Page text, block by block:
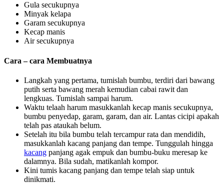
Gula secukupnya
Minyak kelapa
Garam secukupnya
Kecap manis
Air secukupnya
Cara – cara Membuatnya
Langkah yang pertama, tumislah bumbu, terdiri dari bawang
putih serta bawang merah kemudian cabai rawit dan
lengkuas. Tumislah sampai harum.
Waktu telaah harum masukkanlah kecap manis secukupnya,
bumbu penyedap, garam, garam, dan air. Lantas cicipi apakah
telah pas ataukah belum.
Setelah itu bila bumbu telah tercampur rata dan mendidih,
masukkanlah kacang panjang dan tempe. Tunggulah hingga
kacang panjang agak empuk dan bumbu-buku meresap ke
dalamnya. Bila sudah, matikanlah kompor.
Kini tumis kacang panjang dan tempe telah siap untuk
dinikmati.